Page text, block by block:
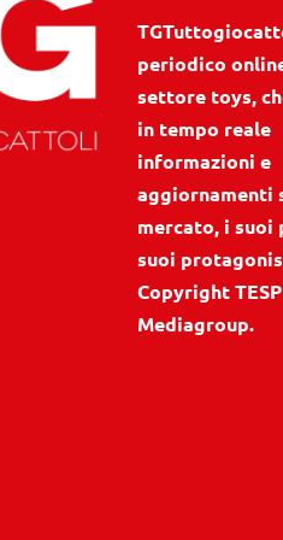
periodico
settore toys,
in tempo reale
informazioni e
aggiornamenti
mercato, i
suoi
Copyright
Mediagroup.